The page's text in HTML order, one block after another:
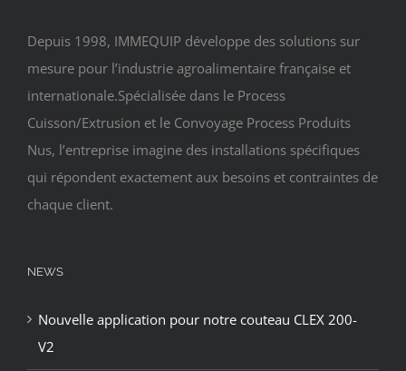
Depuis 1998, IMMEQUIP développe des solutions sur
mesure pour l’industrie agroalimentaire française et
internationale.Spécialisée dans le Process
Cuisson/Extrusion et le Convoyage Process Produits
Nus, l’entreprise imagine des installations spécifiques
qui répondent exactement aux besoins et contraintes de
chaque client.
NEWS
Nouvelle application pour notre couteau CLEX 200-
V2